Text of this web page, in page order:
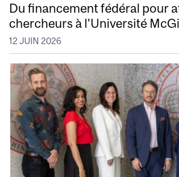
Du financement fédéral pour
chercheurs à l’Université
12 JUIN 2026